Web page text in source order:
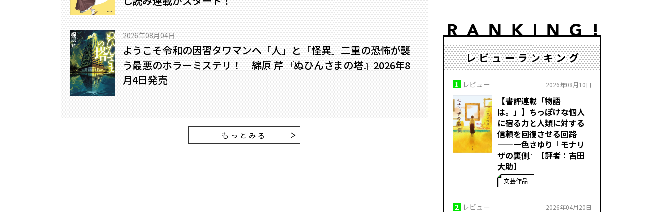
2026年08月04日
ようこそ令和の因習タワマンへ――「人」と「怪異」二重の恐怖が襲
う最悪のホラーミステリ！ 綿原 芹『ぬひんさまの塔』2026年8
月4日発売
もっとみる
レビューランキング
1 レビュー 2026年08月10日
【書評連載「物語
は。」】ちっぽけな個人
に宿る力と人類に対する
信頼を回復させる回路
——一色さゆり『モナリ
ザの裏側』【評者：吉田
大助】
文芸作品
2 レビュー 2026年04月20日